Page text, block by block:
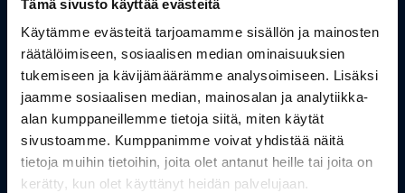
Tämä sivusto käyttää evästeitä
Käytämme evästeitä tarjoamamme sisällön ja mainosten
räätälöimiseen, sosiaalisen median ominaisuuksien
tukemiseen ja kävijämäärämme analysoimiseen. Lisäksi
jaamme sosiaalisen median, mainosalan ja analytiikka-
alan kumppaneillemme tietoja siitä, miten käytät
sivustoamme. Kumppanimme voivat yhdistää näitä
tietoja muihin tietoihin, joita olet antanut heille tai joita on
kerätty, kun olet käyttänyt heidän palvelujaan.
Työsuhdepyörä
Info
Toimitus
Takuu ja palautukset